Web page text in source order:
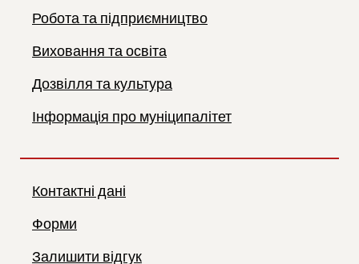
Робота та підприємництво
Виховання та освіта
Дозвілля та культура
Інформація про муніципалітет
Контактні дані
Форми
Залишити відгук